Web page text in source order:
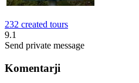
232 created tours
9.1
Send private message
Komentarji